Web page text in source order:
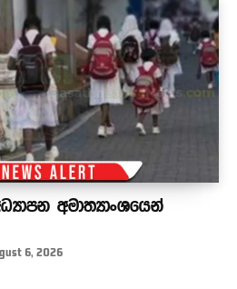
අමාත්‍යාංශයෙන්
6, 2026